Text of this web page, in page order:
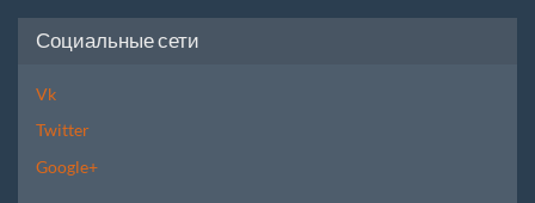
Социальные сети
Vk
Twitter
Google+